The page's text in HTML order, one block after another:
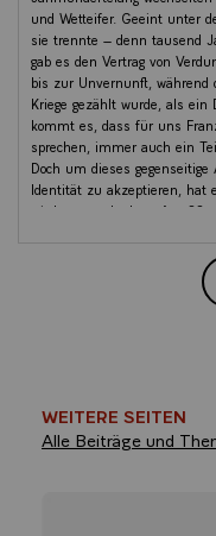
und Wetteifer. Geeint unter
sie trennte – denn tausend
gab es den Vertrag von
bis zur Unvernunft,
Kriege gezählt wurde, als ein
kommt es, dass für uns
sprechen, immer auch ein
Doch um dieses
Identität zu akzeptieren, hat
wir heute gedenken. Am
Gaulle, eine ungeheure
An jenem Tag beschlossen
Länder an jenem Tag,
Frankreich, für Europa und
WEITERE SEITEN
Alle Beiträge und